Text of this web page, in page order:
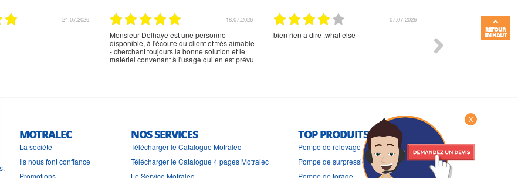
24.07.2026 18.07.2026
Monsieur Delhaye est une personne
disponible, à l'écoute du client et très aimable
- cherchant toujours la bonne solution et le
matériel convenant à l'usage qui en est prévu
07.07.2026
bien rien a dire .what else
MOTRALEC
La société
Ils nous font confiance
Promotions
NOS SERVICES
Télécharger le Catalogue Motralec
Télécharger le Catalogue 4 pages Motralec
Le Service Motralec
TOP PRODUITS
Pompe de relevage
Pompe de surpression
Pompe de forage
X
RETOUR
EN HAUT